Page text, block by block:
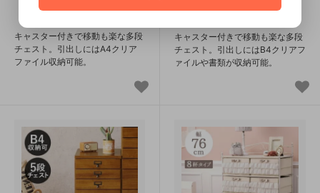
18,480円(税込)
キャスター付きで移動も楽な多段
チェスト。引出しにはA4クリア
ファイル収納可能。
22,220円(税込)
キャスター付きで移動も楽な多段
チェスト。引出しにはB4クリアフ
ァイルや書類が収納可能。